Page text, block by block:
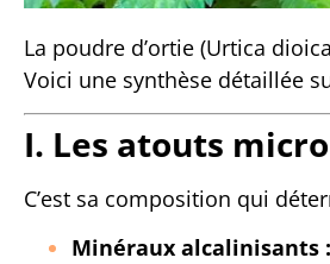
La poudre d’ortie (Urtica
Voici une synthèse détaillée
I. Les atouts
C’est sa composition qui
Minéraux alcalinisants :